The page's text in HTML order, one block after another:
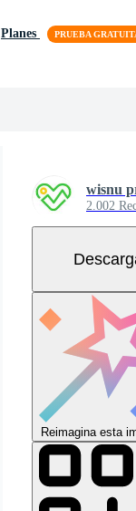
Planes
wisnu
2.002
Reimagina esta